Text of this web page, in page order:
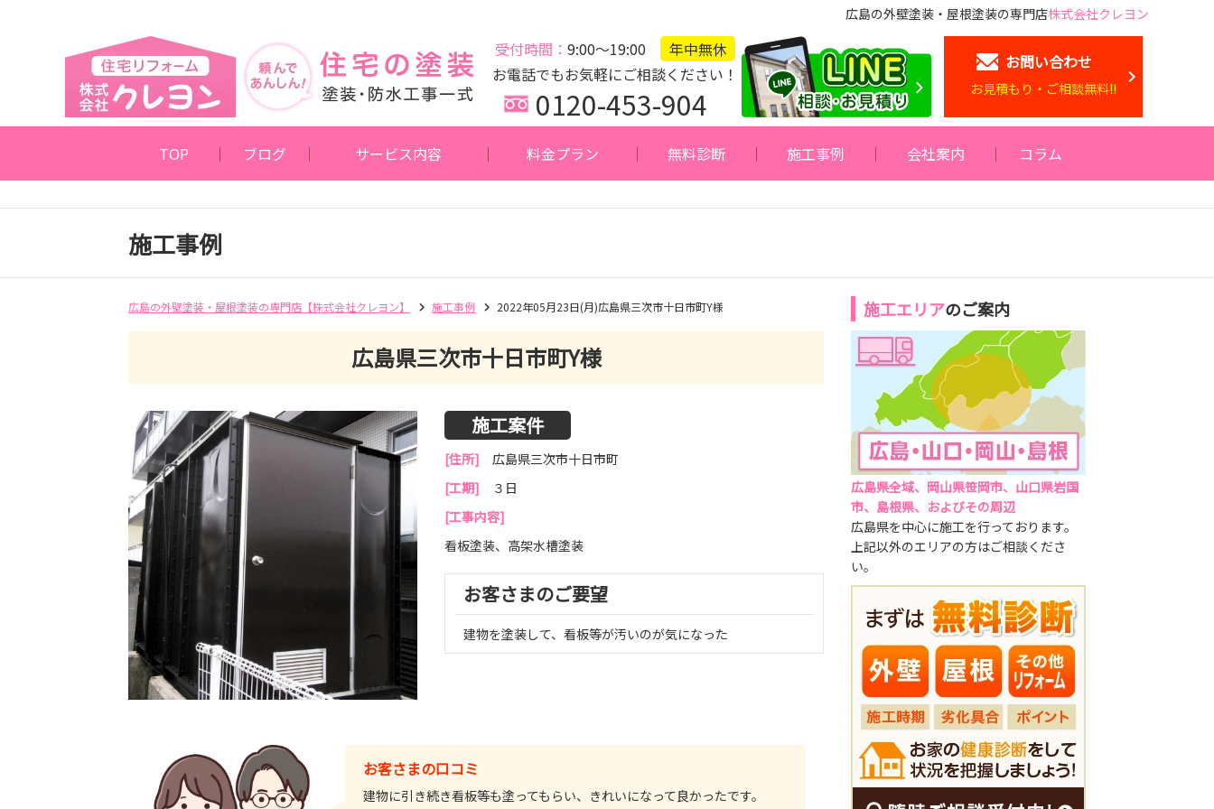
広島の外壁塗装・屋根塗装の専門店株式会社クレヨン
受付時間： 9:00～19:00
年中無休
お電話でもお気軽にご相談ください！
0120-453-904
お問い合わせ
お見積もり・ご相談無料!!
TOP ブログ サービス内容 料金プラン 無料診断 施工事例 会社案内 コラム
施工事例
広島の外壁塗装・屋根塗装の専門店【株式会社クレヨン】 施工事例 2022年05月23日(月)広島県三次市十日市町Y様
広島県三次市十日市町Y様
施工案件
[住所]
広島県三次市十日市町
[工期]
３日
[工事内容]
看板塗装、高架水槽塗装
お客さまのご要望
建物を塗装して、看板等が汚いのが気になった
お客さまの口コミ
建物に引き続き看板等も塗ってもらい、きれいになって良かったです。
施工エリアのご案内
広島県全域、岡山県笹岡市、山口県岩国
市、島根県、およびその周辺
広島県を中心に施工を行っております。
上記以外のエリアの方はご相談くださ
い。